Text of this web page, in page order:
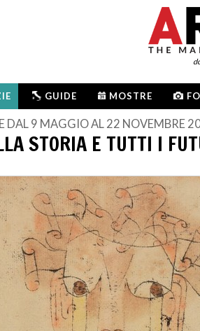
GUIDE MOSTRE
DAL 9 MAGGIO AL 22 NOVEMBRE
STORIA E TUTTI I